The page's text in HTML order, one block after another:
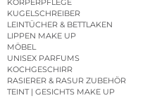
KÖRPERPFLEGE
KUGELSCHREIBER
LEINTÜCHER & BETTLAKEN
LIPPEN MAKE UP
MÖBEL
UNISEX PARFUMS
KOCHGESCHIRR
RASIERER & RASUR ZUBEHÖR
TEINT | GESICHTS MAKE UP